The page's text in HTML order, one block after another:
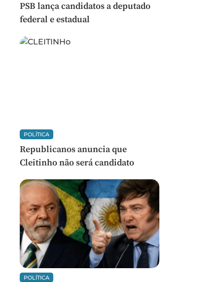
PSB lança candidatos a deputado
federal e estadual
POLÍTICA
Republicanos anuncia que
Cleitinho não será candidato
POLÍTICA